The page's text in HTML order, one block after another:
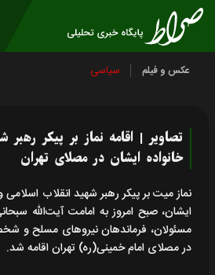
عکس و فیلم سیاسی
تصاویر | اقامه نماز بر پیکر
خانواده ایشان در مصلای تهران
نماز میت بر پیکر رهبر شهید انقلاب اسلامی
ایشان، صبح امروز به امامت آیت‌الله
مسئولان، فرماندهان نیروهای مسلح و
در مصلای امام خمینی(ره) تهران اقامه شد.